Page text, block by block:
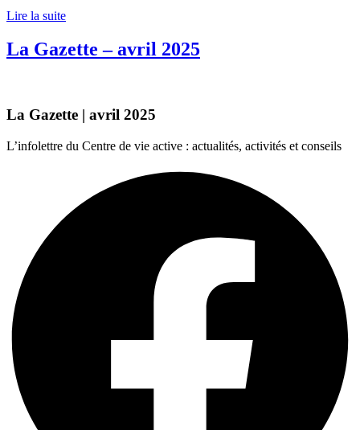
Lire la suite
La Gazette – avril 2025
La Gazette | avril 2025
L’infolettre du Centre de vie active : actualités, activités et conseils